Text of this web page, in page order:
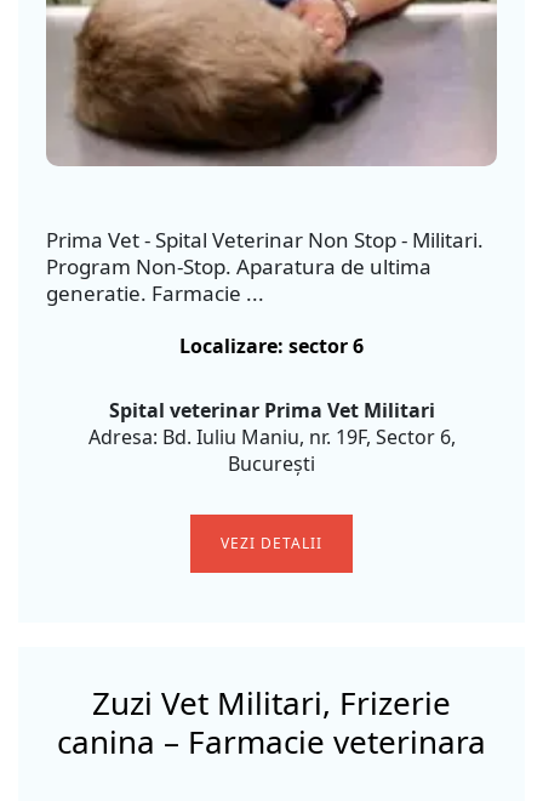
Prima Vet - Spital Veterinar Non Stop - Militari.
Program Non-Stop. Aparatura de ultima
generatie. Farmacie ...
Localizare: sector 6
Spital veterinar Prima Vet Militari
Adresa: Bd. Iuliu Maniu, nr. 19F, Sector 6,
București
VEZI DETALII
Zuzi Vet Militari, Frizerie
canina – Farmacie veterinara